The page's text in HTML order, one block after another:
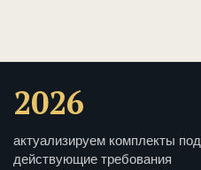
2026
актуализируем комплекты под
действующие требования